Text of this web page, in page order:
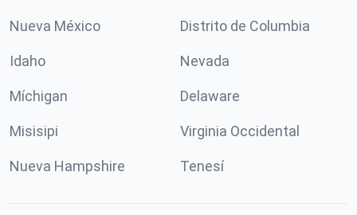
Nueva México Distrito de Columbia
Idaho Nevada
Míchigan Delaware
Misisipi Virginia Occidental
Nueva Hampshire Tenesí